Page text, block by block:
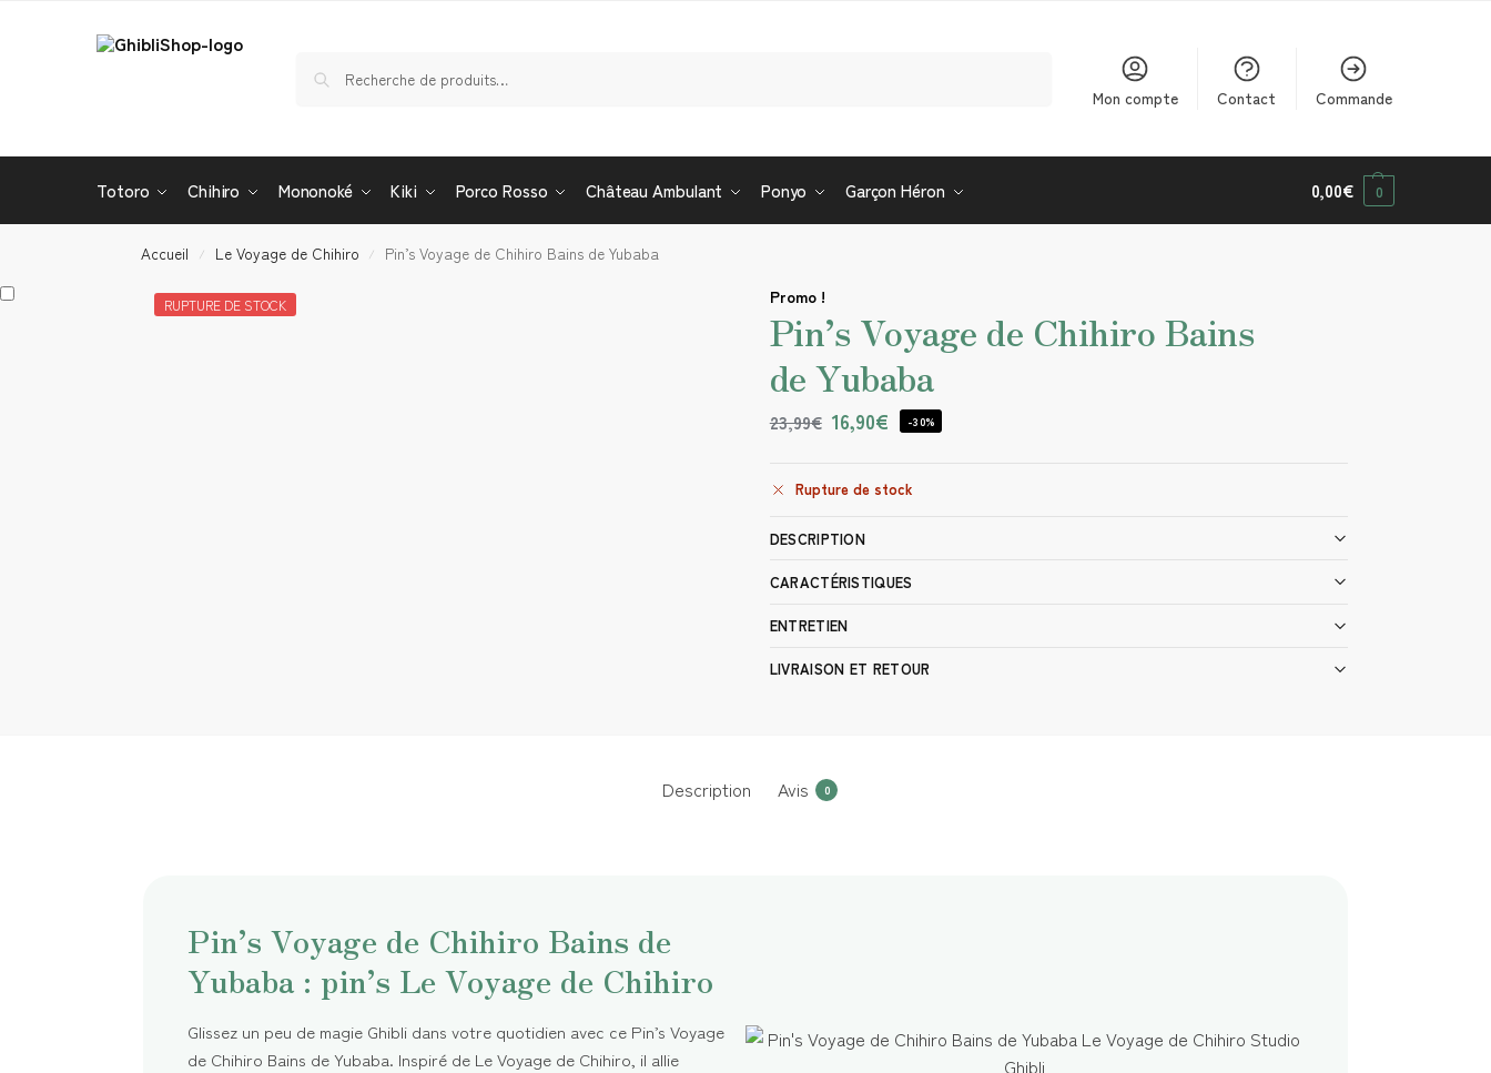
Mon compte Contact Commande
Totoro Chihiro Mononoké Kiki Porco Rosso Château Ambulant Ponyo Garçon Héron 0,00€ 0
Accueil / Le Voyage de Chihiro / Pin’s Voyage de Chihiro Bains de Yubaba
RUPTURE DE STOCK Promo !
Pin’s Voyage de Chihiro Bains
de Yubaba
23,99€ 16,90€ -30%
Rupture de stock
DESCRIPTION
CARACTÉRISTIQUES
ENTRETIEN
LIVRAISON ET RETOUR
Description Avis 0
Pin’s Voyage de Chihiro Bains de
Yubaba : pin’s Le Voyage de Chihiro
Glissez un peu de magie Ghibli dans votre quotidien avec ce Pin’s Voyage
de Chihiro Bains de Yubaba. Inspiré de Le Voyage de Chihiro, il allie